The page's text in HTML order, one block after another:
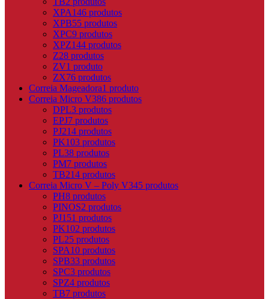
XPA146 produtos
XPB55 produtos
XPC9 produtos
XPZ144 produtos
Z28 produtos
ZV1 produto
ZX76 produtos
Correia Mageadora1 produto
Correia Micro V386 produtos
DPL3 produtos
EPJ7 produtos
PJ214 produtos
PK103 produtos
PL38 produtos
PM7 produtos
TB214 produtos
Correia Micro V – Poly V345 produtos
PH8 produtos
PINOS2 produtos
PJ151 produtos
PK102 produtos
PL25 produtos
SPA10 produtos
SPB33 produtos
SPC3 produtos
SPZ4 produtos
TB7 produtos